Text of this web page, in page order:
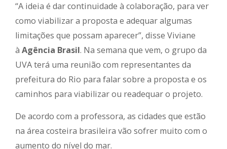
“A ideia é dar continuidade à colaboração, para ver
como viabilizar a proposta e adequar algumas
limitações que possam aparecer”, disse Viviane
à Agência Brasil. Na semana que vem, o grupo da
UVA terá uma reunião com representantes da
prefeitura do Rio para falar sobre a proposta e os
caminhos para viabilizar ou readequar o projeto.
De acordo com a professora, as cidades que estão
na área costeira brasileira vão sofrer muito com o
aumento do nível do mar.